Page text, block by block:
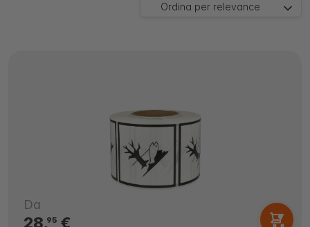
Ordina per relevance
Da
28,95€